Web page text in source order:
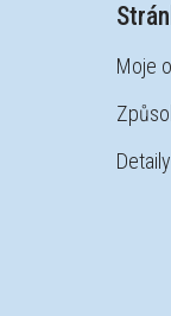
Moje